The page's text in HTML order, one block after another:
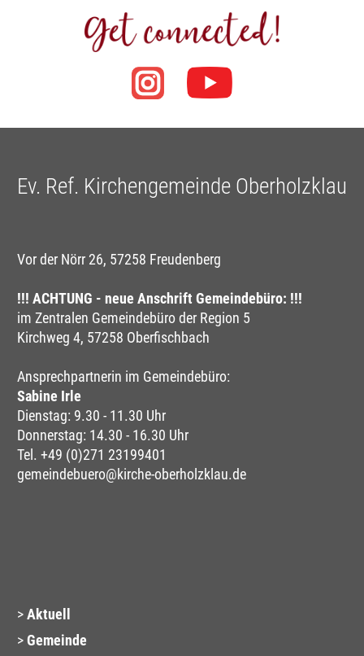
Ev. Ref. Kirchengemeinde Oberholzklau
Vor der Nörr 26, 57258 Freudenberg
!!! ACHTUNG - neue Anschrift Gemeindebüro: !!!
im Zentralen Gemeindebüro der Region 5
Kirchweg 4, 57258 Oberfischbach
Ansprechpartnerin im Gemeindebüro:
Sabine Irle
Dienstag: 9.30 - 11.30 Uhr
Donnerstag: 14.30 - 16.30 Uhr
Tel. +49 (0)271 23199401
gemeindebuero@kirche-oberholzklau.de
Aktuell
Gemeinde